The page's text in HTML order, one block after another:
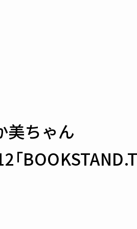
美ちゃん
「